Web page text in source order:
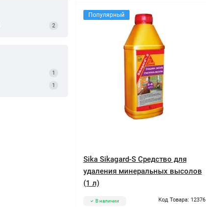
2
1
1
Популярный
Sika Sikagard-S Средство для
удаления минеральных высолов
(1 л)
В наличии Код Товара: 12376